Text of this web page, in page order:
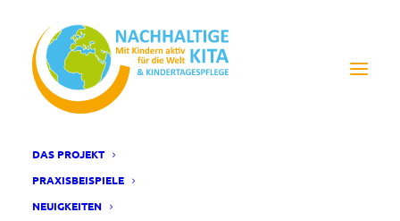
DAS PROJEKT
PRAXISBEISPIELE
NEUIGKEITEN